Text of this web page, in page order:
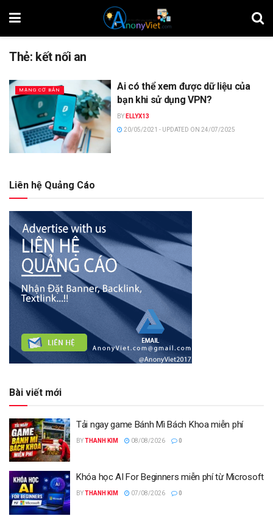
Thẻ: kết nối an
MẠNG CƠ BẢN
Ai có thể xem được dữ liệu của
bạn khi sử dụng VPN?
BY ELLYX13
20/05/2021 - UPDATED ON 24/07/2025
Liên hệ Quảng Cáo
Bài viết mới
Tải ngay game Bánh Mì Bách Khoa miễn phí
BYTHANH KIM 08/08/2026 0
Khóa học AI For Beginners miễn phí từ Microsoft
BYTHANH KIM 07/08/2026 0